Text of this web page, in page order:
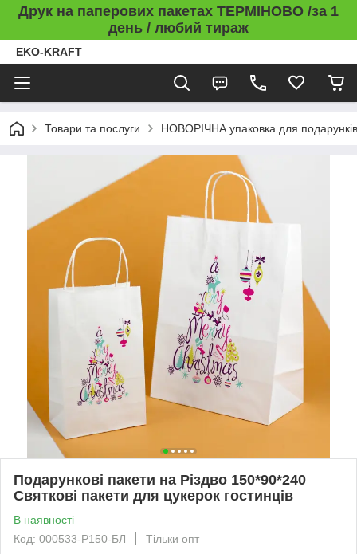
Друк на паперових пакетах ТЕРМІНОВО /за 1
день / любий тираж
EKO-KRAFT
Товари та послуги НОВОРІЧНА упаковка для подарунків
Подарункові пакети на Різдво 150*90*240
Святкові пакети для цукерок гостинців
В наявності
Код: 000533-Р150-БЛ
Тільки опт